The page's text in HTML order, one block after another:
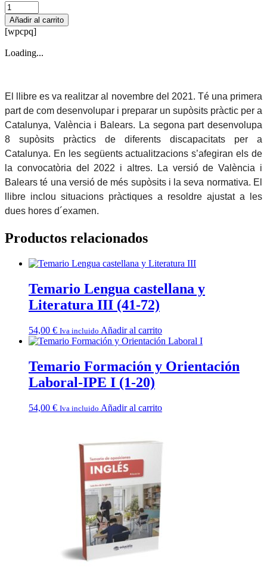
Supòsits
pràctics
Pedagogia
Terapèutica
(Catalunya)
cantidad
Añadir al carrito
[wpcpq]
Loading...
El llibre es va realitzar al novembre del 2021. Té una primera
part de com desenvolupar i preparar un supòsits pràctic per a
Catalunya, València i Balears. La segona part desenvolupa
8 supòsits pràctics de diferents discapacitats per a
Catalunya. En les següents actualitzacions s’afegiran els de
la convocatòria del 2022 i altres. La versió de València i
Balears té una versió de més supòsits i la seva normativa. El
llibre inclou situacions pràctiques a resoldre ajustat a les
dues hores d´examen.
Productos relacionados
Temario Lengua castellana y
Literatura III (41-72)
54,00 € Iva incluido Añadir al carrito
Temario Formación y Orientación
Laboral-IPE I (1-20)
54,00 € Iva incluido Añadir al carrito